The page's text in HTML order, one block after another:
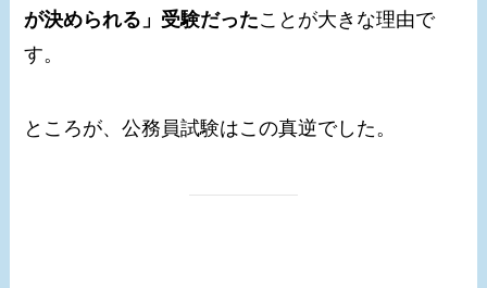
が決められる」受験だったことが大きな理由で
す。
ところが、公務員試験はこの真逆でした。